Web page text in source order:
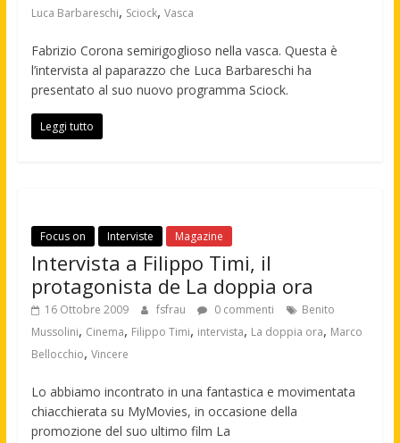
Luca Barbareschi, Sciock, Vasca
Fabrizio Corona semirigoglioso nella vasca. Questa è
l’intervista al paparazzo che Luca Barbareschi ha
presentato al suo nuovo programma Sciock.
Leggi tutto
Focus on Interviste Magazine
Intervista a Filippo Timi, il
protagonista de La doppia ora
16 Ottobre 2009 fsfrau 0 commenti
Benito
Mussolini, Cinema, Filippo Timi, intervista, La doppia ora, Marco
Bellocchio, Vincere
Lo abbiamo incontrato in una fantastica e movimentata
chiacchierata su MyMovies, in occasione della
promozione del suo ultimo film La